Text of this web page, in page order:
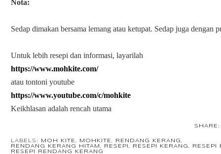
Nota:
Sedap dimakan bersama lemang atau ketupat. Sedap juga dengan
Untuk lebih resepi dan informasi, layarilah
https://www.mohkite.com/
atau tontoni youtube
https://www.youtube.com/c/mohkite
Keikhlasan adalah rencah utama
SHARE:
LABELS: MOH KITE , MOHKITE , RENDANG KERANG ,
RENDANG KERANG HITAM , RESEPI , RESEPI KERANG ,
RESEPI
RESEPI RENDANG KERANG